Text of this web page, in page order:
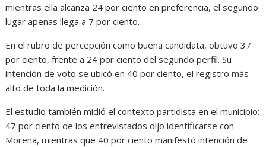
mientras ella alcanza 24 por ciento en preferencia, el segundo
lugar apenas llega a 7 por ciento.
En el rubro de percepción como buena candidata, obtuvo 37
por ciento, frente a 24 por ciento del segundo perfil. Su
intención de voto se ubicó en 40 por ciento, el registro más
alto de toda la medición.
El estudio también midió el contexto partidista en el municipio:
47 por ciento de los entrevistados dijo identificarse con
Morena, mientras que 40 por ciento manifestó intención de